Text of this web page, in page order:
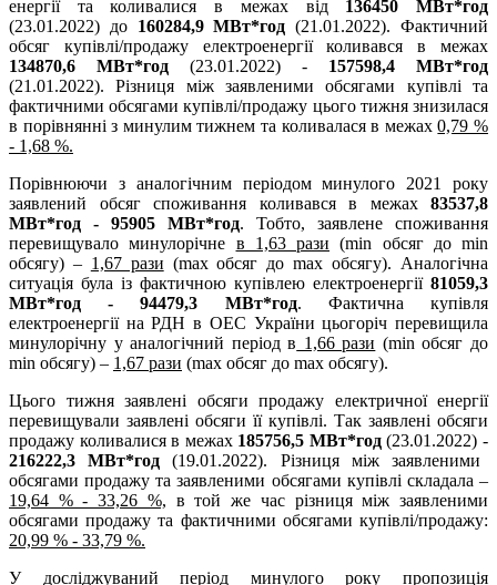
енергії та коливалися в межах від 136450 МВт*год
(23.01.2022) до 160284,9 МВт*год (21.01.2022). Фактичний
обсяг купівлі/продажу електроенергії коливався в межах
134870,6 МВт*год (23.01.2022) - 157598,4 МВт*год
(21.01.2022). Різниця між заявленими обсягами купівлі та
фактичними обсягами купівлі/продажу цього тижня знизилася
в порівнянні з минулим тижнем та коливалася в межах0,79 %
- 1,68 %.
Порівнюючи з аналогічним періодом минулого 2021 року
заявлений обсяг споживання коливався в межах 83537,8
МВт*год - 95905 МВт*год. Тобто, заявлене споживання
перевищувало минулорічне в 1,63 рази (min обсяг до min
обсягу) – 1,67 рази (max обсяг до max обсягу). Аналогічна
ситуація була із фактичною купівлею електроенергії 81059,3
МВт*год - 94479,3 МВт*год. Фактична купівля
електроенергії на РДН в ОЕС України цьогоріч перевищила
минулорічну у аналогічний період в 1,66 рази (min обсяг до
min обсягу) – 1,67 рази (max обсяг до max обсягу).
Цього тижня заявлені обсяги продажу електричної енергії
перевищували заявлені обсяги її купівлі. Так заявлені обсяги
продажу коливалися в межах 185756,5 МВт*год(23.01.2022) -
216222,3 МВт*год (19.01.2022). Різниця між заявленими
обсягами продажу та заявленими обсягами купівлі складала –
19,64 % - 33,26 %, в той же час різниця між заявленими
обсягами продажу та фактичними обсягами купівлі/продажу:
20,99 % - 33,79 %.
У досліджуваний період минулого року пропозиція